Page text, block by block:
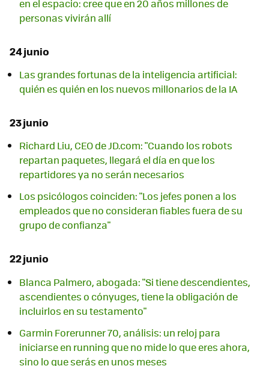
en el espacio: cree que en 20 años millones de
personas vivirán allí
24 junio
Las grandes fortunas de la inteligencia artificial:
quién es quién en los nuevos millonarios de la IA
23 junio
Richard Liu, CEO de JD.com: "Cuando los robots
repartan paquetes, llegará el día en que los
repartidores ya no serán necesarios
Los psicólogos coinciden: "Los jefes ponen a los
empleados que no consideran fiables fuera de su
grupo de confianza"
22 junio
Blanca Palmero, abogada: "Si tiene descendientes,
ascendientes o cónyuges, tiene la obligación de
incluirlos en su testamento"
Garmin Forerunner 70, análisis: un reloj para
iniciarse en running que no mide lo que eres ahora,
sino lo que serás en unos meses